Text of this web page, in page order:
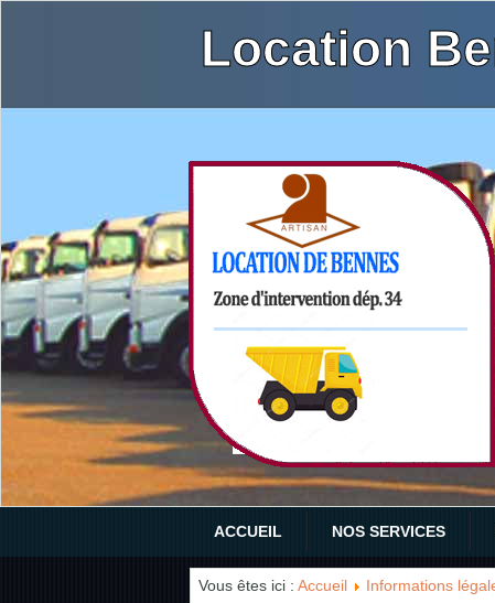
Location
ACCUEIL NOS SERVICES
Vous êtes ici : Accueil Informations